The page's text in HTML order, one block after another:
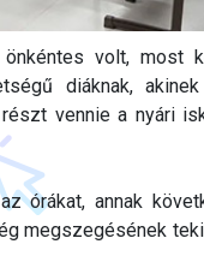
önkéntes volt, most
diáknak,
vennie a nyári
órákat, annak
megszegésének